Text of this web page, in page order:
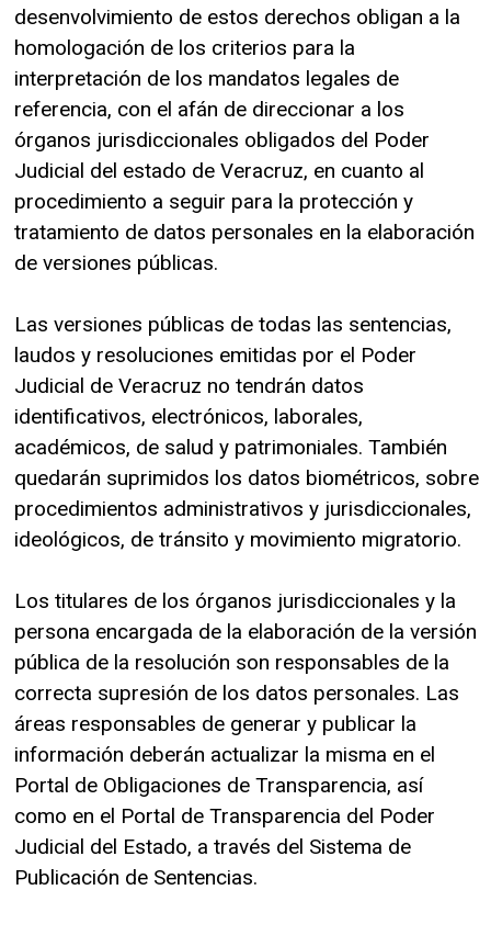
desenvolvimiento de estos derechos obligan a la
homologación de los criterios para la
interpretación de los mandatos legales de
referencia, con el afán de direccionar a los
órganos jurisdiccionales obligados del Poder
Judicial del estado de Veracruz, en cuanto al
procedimiento a seguir para la protección y
tratamiento de datos personales en la elaboración
de versiones públicas.
Las versiones públicas de todas las sentencias,
laudos y resoluciones emitidas por el Poder
Judicial de Veracruz no tendrán datos
identificativos, electrónicos, laborales,
académicos, de salud y patrimoniales. También
quedarán suprimidos los datos biométricos, sobre
procedimientos administrativos y jurisdiccionales,
ideológicos, de tránsito y movimiento migratorio.
Los titulares de los órganos jurisdiccionales y la
persona encargada de la elaboración de la versión
pública de la resolución son responsables de la
correcta supresión de los datos personales. Las
áreas responsables de generar y publicar la
información deberán actualizar la misma en el
Portal de Obligaciones de Transparencia, así
como en el Portal de Transparencia del Poder
Judicial del Estado, a través del Sistema de
Publicación de Sentencias.